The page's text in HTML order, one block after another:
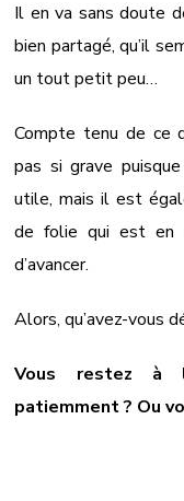
Il en va sans doute
bien partagé, qu’il
un tout petit peu…
Compte tenu de ce
pas si grave
utile, mais il est
de folie qui est en
d’avancer.
Alors, qu’avez-vous
Vous restez à
patiemment ? Ou